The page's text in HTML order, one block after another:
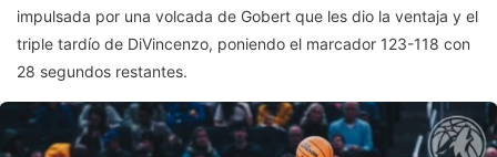
impulsada por una volcada de Gobert que les dio la ventaja y el
triple tardío de DiVincenzo, poniendo el marcador 123-118 con
28 segundos restantes.